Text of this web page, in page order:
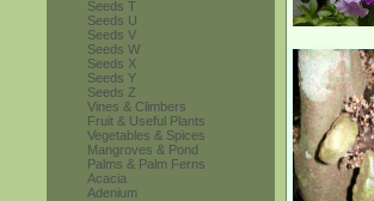
Seeds T
Seeds U
Seeds V
Seeds W
Seeds X
Seeds Y
Seeds Z
Vines & Climbers
Fruit & Useful Plants
Vegetables & Spices
Mangroves & Pond
Palms & Palm Ferns
Acacia
Adenium